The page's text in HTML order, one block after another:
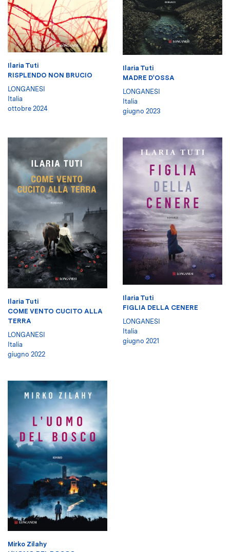
Ilaria Tuti
RISPLENDO NON BRUCIO
LONGANESI
Italia
ottobre 2024
Ilaria Tuti
MADRE D'OSSA
LONGANESI
Italia
giugno 2023
Ilaria Tuti
COME VENTO CUCITO ALLA
TERRA
LONGANESI
Italia
giugno 2022
Ilaria Tuti
FIGLIA DELLA CENERE
LONGANESI
Italia
giugno 2021
Mirko Zilahy